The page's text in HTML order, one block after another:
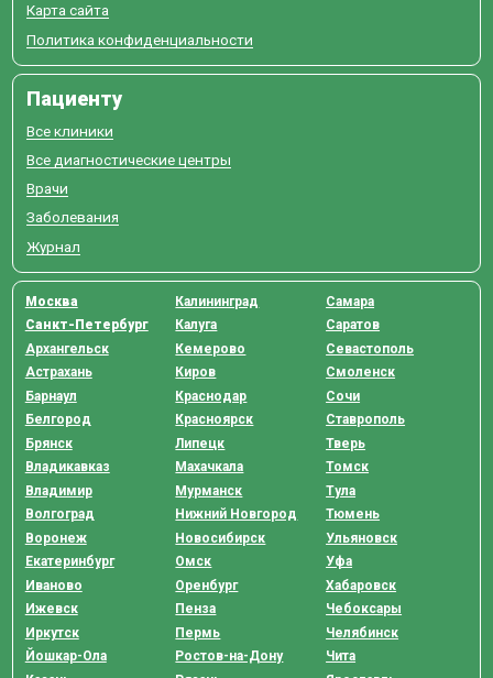
Карта сайта
Политика конфиденциальности
Пациенту
Все клиники
Все диагностические центры
Врачи
Заболевания
Журнал
Москва
Санкт-Петербург
Архангельск
Астрахань
Барнаул
Белгород
Брянск
Владикавказ
Владимир
Волгоград
Воронеж
Екатеринбург
Иваново
Ижевск
Иркутск
Йошкар-Ола
Калининград
Калуга
Кемерово
Киров
Краснодар
Красноярск
Липецк
Махачкала
Мурманск
Нижний Новгород
Новосибирск
Омск
Оренбург
Пенза
Пермь
Ростов-на-Дону
Самара
Саратов
Севастополь
Смоленск
Сочи
Ставрополь
Тверь
Томск
Тула
Тюмень
Ульяновск
Уфа
Хабаровск
Чебоксары
Челябинск
Чита